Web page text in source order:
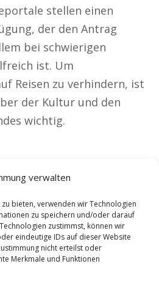
verwalten
bieten, verwenden wir Technologien
zu speichern und/oder darauf
zustimmst, können wir
eindeutige IDs auf dieser Website
nicht erteilst oder
Merkmale und Funktionen
stellen einen
der den Antrag
bei schwierigen
ist. Um
Reisen zu verhindern, ist
der Kultur und den
wichtig.
|Wohnung mieten Bad
Orb|Reisebüro Bad Orb